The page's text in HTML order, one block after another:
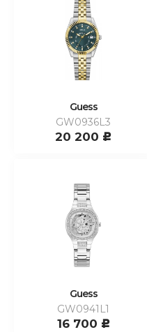
Guess
GW0936L3
20 200 c
Guess
GW0941L1
16 700 c